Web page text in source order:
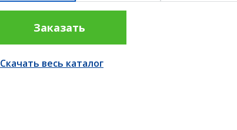
Заказать
Скачать весь каталог